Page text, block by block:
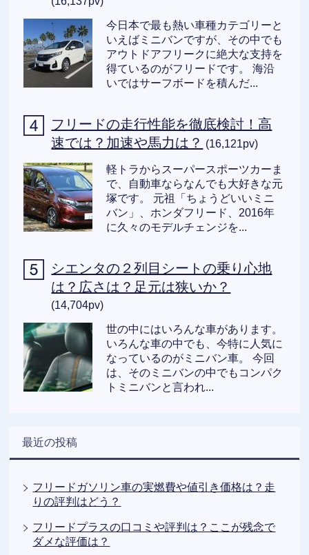
今日本で最も熱い車種カテゴリーと
いえばミニバンですが、その中でも
アウトドアフリークに絶大な支持を
得ているのがフリードです。 海沿
いではサーフボードを積んだ...
フリードの走行性能を徹底検討！高
速では？加速や馬力は？ (16,121pv)
軽トラからスーパースポーツカーま
で、自動車ならなんでも大好きな元
塚です。 元祖「ちょうどいいミニ
バン」、ホンダフリード、2016年
に久々のモデルチェンジを...
シエンタの２列目シートの乗り心地
は？広さは？足元は狭いか？
(14,704pv)
世の中にはいろんな車があります。
いろんな車の中でも、今特に人気に
なっているのがミニバン車。 今回
は、そのミニバンの中でもコンパク
トミニバンと言われ...
最近の投稿
フリードガソリン車の実燃費や値引き価格は？走
りの評判はどう？
フリードプラスの口コミや評判は？ここが残念で
ダメな評価は？